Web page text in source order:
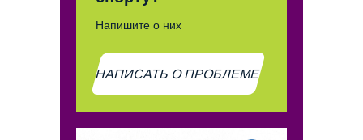
Напишите о них
НАПИСАТЬ О ПРОБЛЕМЕ